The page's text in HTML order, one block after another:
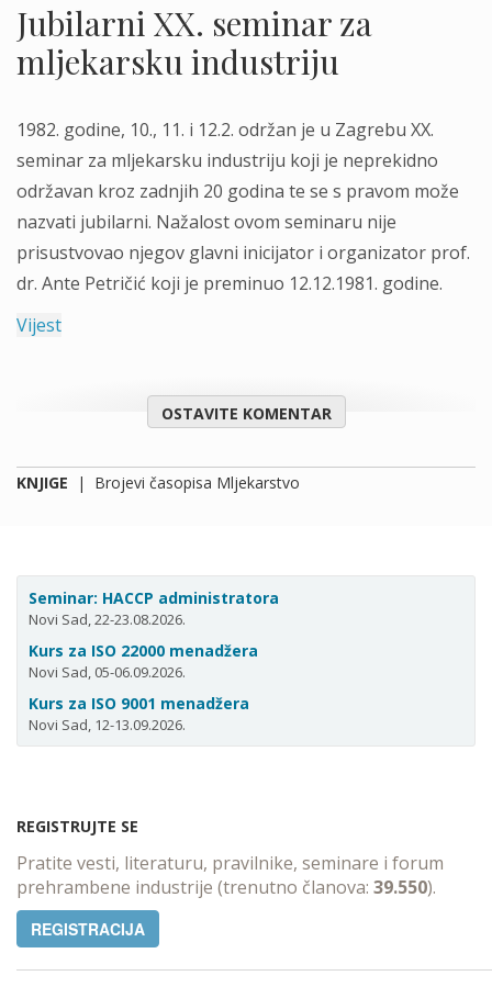
Jubilarni XX. seminar za
mljekarsku industriju
1982. godine, 10., 11. i 12.2. održan je u Zagrebu XX.
seminar za mljekarsku industriju koji je neprekidno
održavan kroz zadnjih 20 godina te se s pravom može
nazvati jubilarni. Nažalost ovom seminaru nije
prisustvovao njegov glavni inicijator i organizator prof.
dr. Ante Petričić koji je preminuo 12.12.1981. godine.
Vijest
OSTAVITE KOMENTAR
KNJIGE | Brojevi časopisa Mljekarstvo
Seminar: HACCP administratora
Novi Sad, 22-23.08.2026.
Kurs za ISO 22000 menadžera
Novi Sad, 05-06.09.2026.
Kurs za ISO 9001 menadžera
Novi Sad, 12-13.09.2026.
REGISTRUJTE SE
Pratite vesti, literaturu, pravilnike, seminare i forum
prehrambene industrije (trenutno članova: 39.550).
REGISTRACIJA